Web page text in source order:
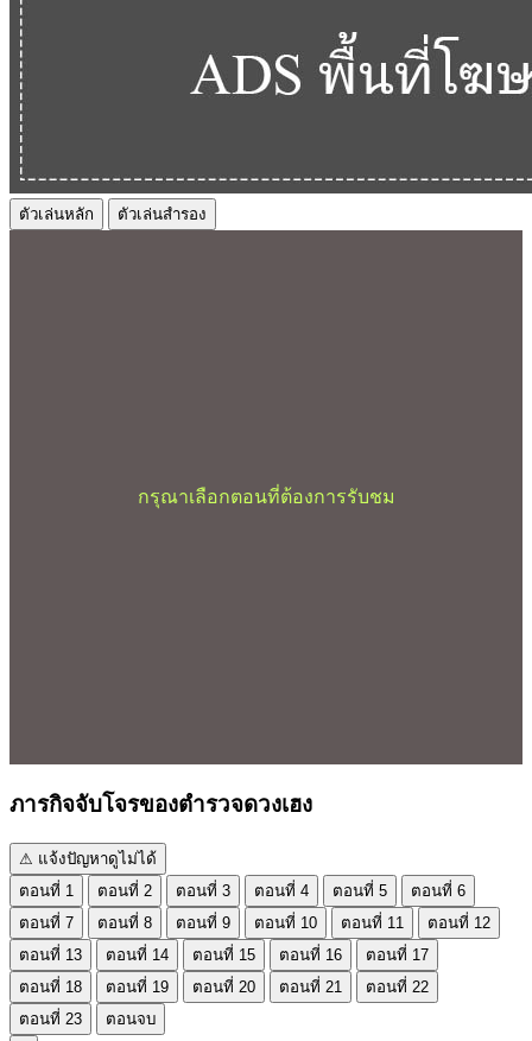
ตัวเล่นหลัก ตัวเล่นสำรอง
กรุณาเลือกตอนที่ต้องการรับชม
ภารกิจจับโจรของตำรวจดวงเฮง
⚠ แจ้งปัญหาดูไม่ได้
ตอนที่ 1
ตอนที่ 2 ตอนที่ 3 ตอนที่ 4 ตอนที่ 5
ตอนที่ 6
ตอนที่ 7
ตอนที่ 8 ตอนที่ 9 ตอนที่ 10 ตอนที่ 11
ตอนที่ 12
ตอนที่ 13
ตอนที่ 14 ตอนที่ 15 ตอนที่ 16
ตอนที่ 17
ตอนที่ 18
ตอนที่ 19 ตอนที่ 20 ตอนที่ 21
ตอนที่ 22
ตอนที่ 23
ตอนจบ